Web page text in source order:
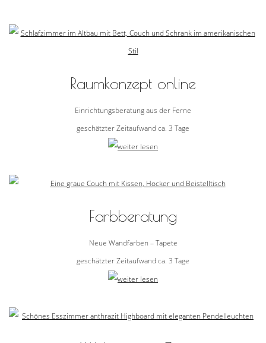
Raumkonzept online
Einrichtungsberatung aus der Ferne
geschätzter Zeitaufwand ca. 3 Tage
Farbberatung
Neue Wandfarben – Tapete
geschätzter Zeitaufwand ca. 3 Tage